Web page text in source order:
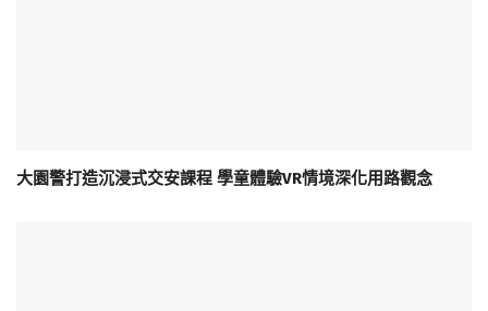
大園警打造沉浸式交安課程 學童體驗VR情境深化用路觀念